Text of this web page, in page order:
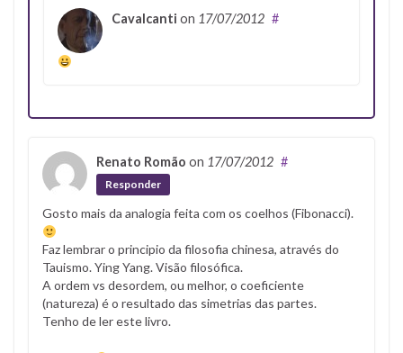
Cavalcanti on 17/07/2012 #
Renato Romão on 17/07/2012 #
Responder
Gosto mais da analogia feita com os coelhos (Fibonacci).
Faz lembrar o principio da filosofia chinesa, através do
Tauismo. Ying Yang. Visão filosófica.
A ordem vs desordem, ou melhor, o coeficiente
(natureza) é o resultado das simetrias das partes.
Tenho de ler este livro.